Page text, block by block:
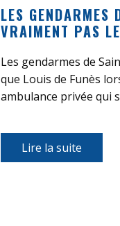
LES GENDARMES
VRAIMENT PAS
Les gendarmes de
que Louis de Funès
ambulance privée qui
Lire la suite​